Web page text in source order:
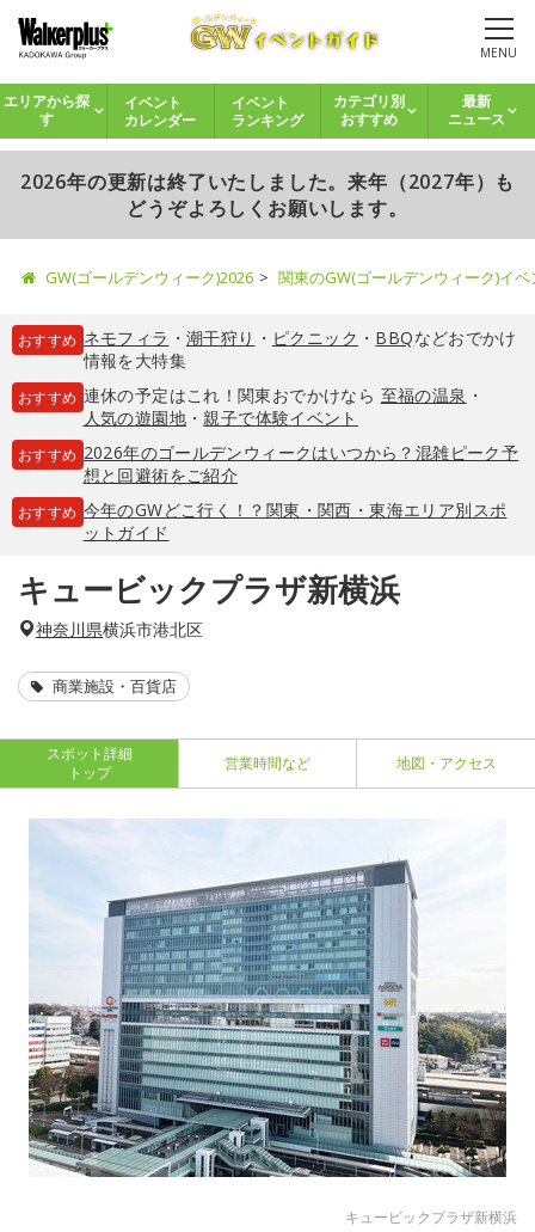
MENU
エリアから探
す
イベント
カレンダー
イベント
ランキング
カテゴリ別
おすすめ
最新
ニュース
2026年の更新は終了いたしました。来年（2027年）も
どうぞよろしくお願いします。
GW(ゴールデンウィーク)2026 関東のGW(ゴールデンウィーク)イ
おすすめ ネモフィラ ・ 潮干狩り ・ ピクニック ・ BBQなどおでかけ
情報を大特集
おすすめ 連休の予定はこれ！関東おでかけなら 至福の温泉 ・
人気の遊園地・親子で体験イベント
おすすめ 2026年のゴールデンウィークはいつから？混雑ピーク予
想と回避術をご紹介
おすすめ 今年のGWどこ行く！？関東・関西・東海エリア別スポ
ットガイド
キュービックプラザ新横浜
神奈川県横浜市港北区
商業施設・百貨店
スポット詳細
トップ
営業時間など 地図・アクセス
キュービックプラザ新横浜